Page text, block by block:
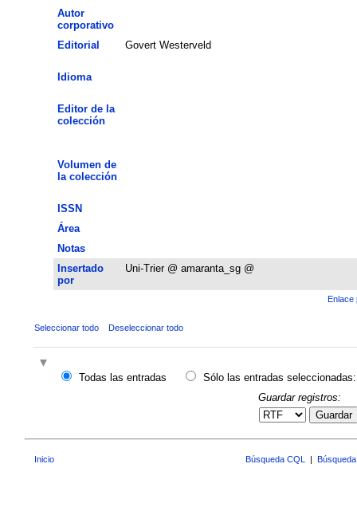
Autor
corporativo
Editorial
Govert Westerveld
Idioma
Editor de la
colección
Volumen de
la colección
ISSN
Área
Notas
Insertado
por
Uni-Trier @ amaranta_sg @
Enlace
Seleccionar todo Deseleccionar todo
Todas las entradas
Sólo las entradas seleccionadas:
Guardar registros:
Guardar
Inicio Búsqueda CQL